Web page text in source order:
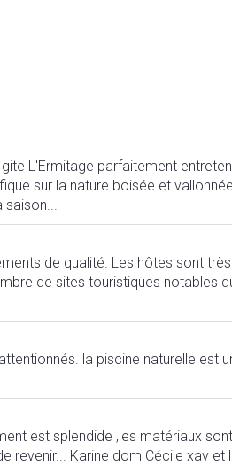
L'Ermitage parfaitement
sur la nature boisée et
de qualité. Les hôtes sont
de sites touristiques notables
la piscine naturelle est
est splendide ,les matériaux
revenir... Karine dom Cécile xav et